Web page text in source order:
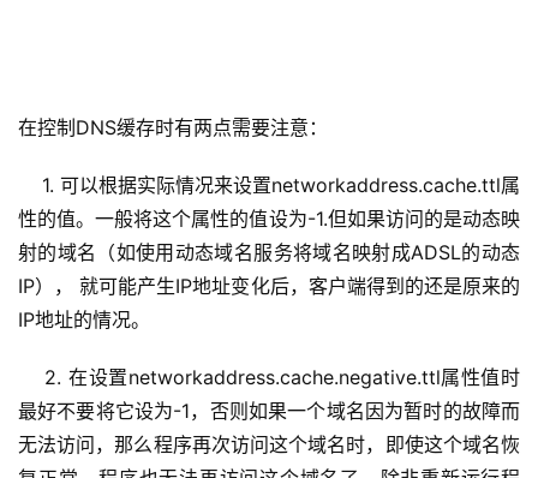
在控制DNS缓存时有两点需要注意：
1. 可以根据实际情况来设置networkaddress.cache.ttl属
性的值。一般将这个属性的值设为-1.但如果访问的是动态映
射的域名（如使用动态域名服务将域名映射成ADSL的动态
IP）， 就可能产生IP地址变化后，客户端得到的还是原来的
IP地址的情况。
2. 在设置networkaddress.cache.negative.ttl属性值时
最好不要将它设为-1，否则如果一个域名因为暂时的故障而
无法访问，那么程序再次访问这个域名时，即使这个域名恢